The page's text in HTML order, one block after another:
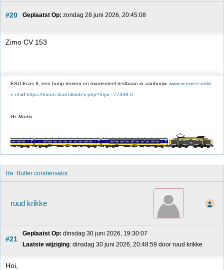
#20 Geplaatst Op: zondag 28 juni 2026, 20:45:08
Zimo CV 153
ESU Ecos II, een hoop treinen en momenteel testbaan in aanbouw. www.vermeer-onlin
e.nl of https://forum.3rail.nl/index.php?topic=77338.0
Gr. Martin
Re: Buffer condensator
ruud krikke
#21
Geplaatst Op: dinsdag 30 juni 2026, 19:30:07
Laatste wijziging: dinsdag 30 juni 2026, 20:48:59 door ruud krikke
Hoi,